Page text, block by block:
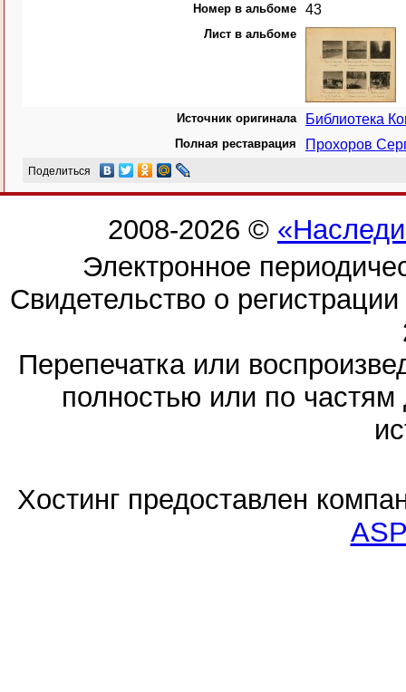
Номер в альбоме 43
Лист в альбоме
Источник оригинала Библиотека
Полная реставрация Прохоров
Поделиться
2008-2026 ©
Электронное
Свидетельство о
Перепечатка или
полностью или по частям
Хостинг предоставлен